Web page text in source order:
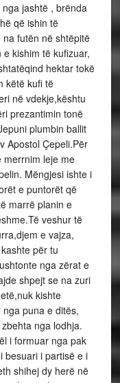
jashtë , brënda
që ishin të
futën në shtëpitë
kishim të kufizuar,
hektar tokë
këtë kufi të
në vdekje,kështu
prezantimin tonë
plumbin ballit
Apostol Çepeli.Për
merrnim leje me
Mëngjesi ishte i
e puntorët që
marrë planin e
veshur të
e vajza,
për tu
nga zërat e
shpejt se na zuri
kishte
puna e ditës,
nga lodhja.
i formuar nga pak
besuari i partisë e i
shihej dy herë në